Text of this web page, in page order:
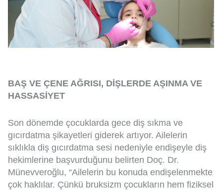
BAŞ VE ÇENE AĞRISI, DİŞLERDE AŞINMA VE
HASSASİYET
Son dönemde çocuklarda gece diş sıkma ve
gıcırdatma şikayetleri giderek artıyor. Ailelerin
sıklıkla diş gıcırdatma sesi nedeniyle endişeyle diş
hekimlerine başvurduğunu belirten Doç. Dr.
Münevveroğlu, “Ailelerin bu konuda endişelenmekte
çok haklılar. Çünkü bruksizm çocukların hem fiziksel